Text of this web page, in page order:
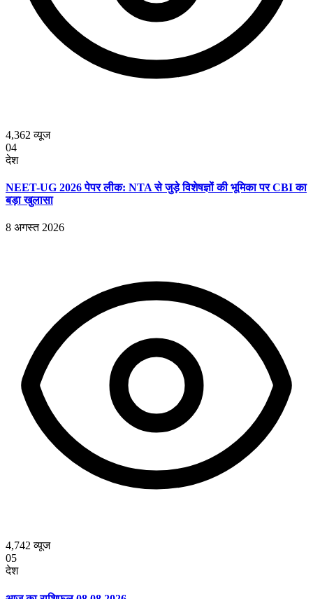
4,362 व्यूज
04
देश
NEET-UG 2026 पेपर लीक: NTA से जुड़े विशेषज्ञों की भूमिका पर CBI का
बड़ा खुलासा
8 अगस्त 2026
4,742 व्यूज
05
देश